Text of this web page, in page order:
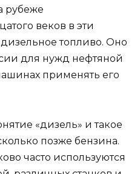
рубеже
веков в эти
топливо. Оно
для нужд нефтяной
применять его
«дизель» и такое
позже бензина.
часто используются